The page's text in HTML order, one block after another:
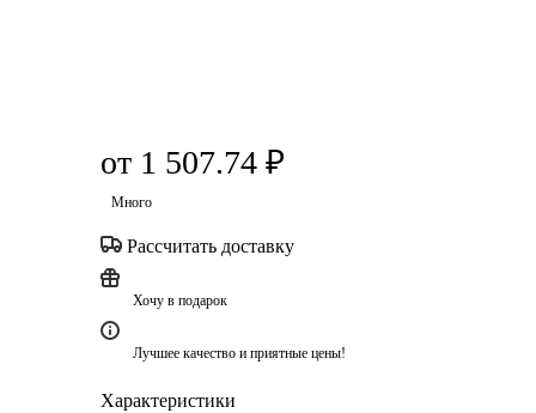
от 1 507.74 ₽
Много
Рассчитать доставку
Хочу в подарок
Лучшее качество и приятные цены!
Характеристики